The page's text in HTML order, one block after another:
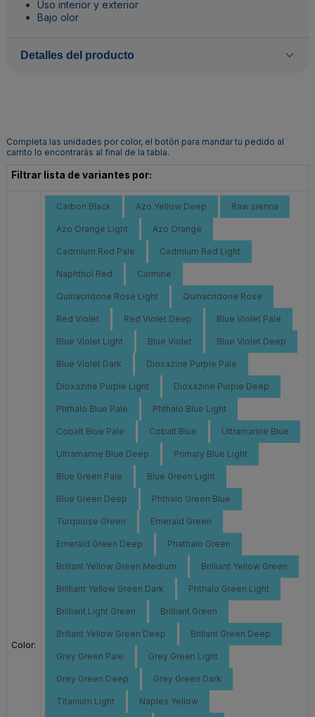
Uso interior y exterior
Bajo olor
Detalles del producto
Completa las unidades por color, el botón para mandar tu pedido al
carrito lo encontrarás al final de la tabla.
Filtrar lista de variantes por:
Color:
Carbon Black Azo Yellow Deep Raw sienna
Azo Orange Light Azo Orange
Cadmium Red Pale Cadmium Red Light
Naphthol Red Carmine
Quinacridone Rose Light Quinacridone Rose
Red Violet Red Violet Deep Blue Violet Pale
Blue Violet Light Blue Violet Blue Violet Deep
Blue Violet Dark Dioxazine Purple Pale
Dioxazine Purple Light Dioxazine Purple Deep
Phthalo Blue Pale Phthalo Blue Light
Cobalt Blue Pale Cobalt Blue Ultramarine Blue
Ultramarine Blue Deep Primary Blue Light
Blue Green Pale Blue Green Light
Blue Green Deep Phthalo Green Blue
Turquoise Green Emerald Green
Emerald Green Deep Phathalo Green
Brillant Yellow Green Medium Brilliant Yellow Green
Brilliant Yellow Green Dark Phthalo Green Light
Brilliant Light Green Brilliant Green
Brillant Yellow Green Deep Brillant Green Deep
Grey Green Pale Grey Green Light
Grey Green Deep Grey Green Dark
Titanium Light Naples Yellow